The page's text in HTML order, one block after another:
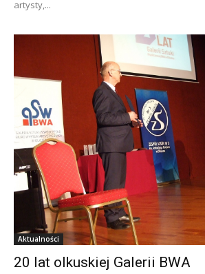
artysty,...
Aktualności
20 lat olkuskiej Galerii BWA